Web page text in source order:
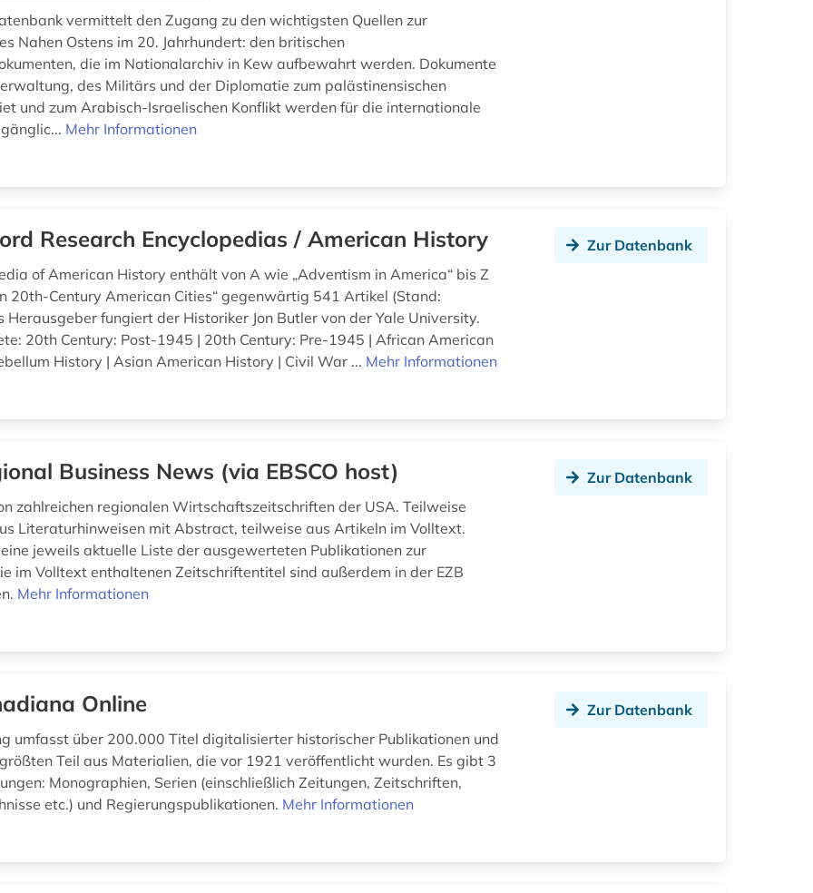
vermittelt den Zugang zu den wichtigsten Quellen zur
Nahen Ostens im 20. Jahrhundert: den britischen
die im Nationalarchiv in Kew aufbewahrt werden. Dokumente
des Militärs und der Diplomatie zum palästinensischen
und zum Arabisch-Israelischen Konflikt werden für die internationale
Mehr Informationen
Research Encyclopedias / American History
of American History enthält von A wie „Adventism in America“ bis Z
20th-Century American Cities“ gegenwärtig 541 Artikel (Stand:
Herausgeber fungiert der Historiker Jon Butler von der Yale University.
20th Century: Post-1945 | 20th Century: Pre-1945 | African American
History | Asian American History | Civil War ... Mehr Informationen
Zur Datenbank
Business News (via EBSCO host)
zahlreichen regionalen Wirtschaftszeitschriften der USA. Teilweise
Literaturhinweisen mit Abstract, teilweise aus Artikeln im Volltext.
eine jeweils aktuelle Liste der ausgewerteten Publikationen zur
im Volltext enthaltenen Zeitschriftentitel sind außerdem in der EZB
Mehr Informationen
Zur Datenbank
Online
umfasst über 200.000 Titel digitalisierter historischer Publikationen und
Teil aus Materialien, die vor 1921 veröffentlicht wurden. Es gibt 3
Monographien, Serien (einschließlich Zeitungen, Zeitschriften,
etc.) und Regierungspublikationen. Mehr Informationen
Zur Datenbank